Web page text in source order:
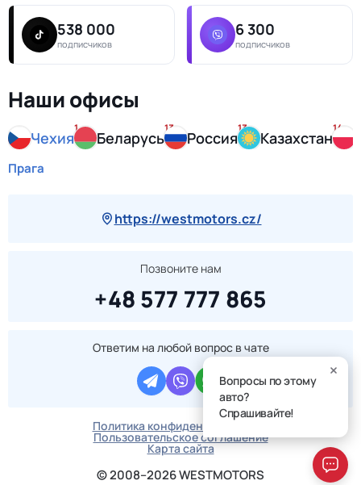
538 000
подписчиков
6 300
подписчиков
Наши офисы
Чехия
1
Беларусь
13
Россия
13
Казахстан
14
Прага
https://westmotors.cz/
Позвоните нам
+48 577 777 865
Ответим на любой вопрос в чате
Политика конфиденциальности
Пользовательское соглашение
Карта сайта
© 2008–2026 WESTMOTORS
Вопросы по этому
авто?
Спрашивайте!